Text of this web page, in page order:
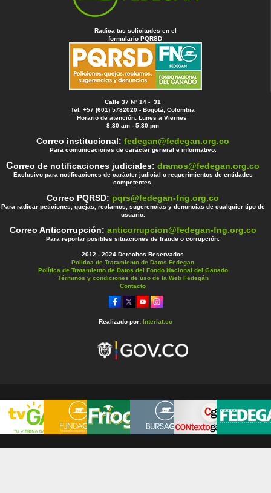
Radica tus solicitudes en el
formulario PQRSD
Calle 37 Nº 14 - 31
Tel. +57 (601) 5782020 - Bogotá, Colombia
Horario de atención: Lunes a Viernes
8:30 am - 5:30 pm
Correo institucional:fedegan@fedegan.org.co
Para comunicaciones de carácter general e informativo.
Correo de notificaciones judiciales:dramos@fedegan.org.co
Exclusivo para notificaciones de carácter judicial o requerimientos de entidades
competentes.
Correo PQRSD: pqrs@fedegan-fng.org.co
Para radicar peticiones, quejas, reclamos, sugerencias y denuncias de cualquier tipo de
usuario.
Correo Anticorrupción: anticorrupcion@fedegan-fng.org.co
Para reportar posibles situaciones de fraude o corrupción.
2012 - 2024 Derechos Reservados
Política de Tratamiento de Datos Fedegan
Política de Tratamiento de Datos del Fondo Nacional del Ganado
Términos y condiciones de uso de la Web Fedegán
Contacto
Realizado por: Interlat.co